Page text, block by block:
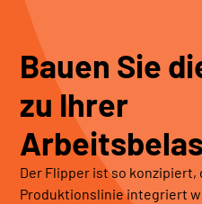
Bauen Sie
zu Ihrer
Der Flipper ist so konzipiert,
Produktionslinie integriert